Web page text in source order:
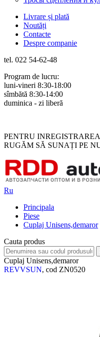
Livrare și plată
Noutăți
Contacte
Despre companie
tel. 022 54-62-48
Program de lucru:
luni-vineri 8:30-18:00
sîmbătă 8:30-14:00
duminica - zi liberă
PENTRU
RUGĂM SĂ SUNAȚI PE
Ru
Principala
Piese
Cuplaj Unisens,demaror
Cauta produs
Cuplaj Unisens,demaror
REVVSUN, cod ZN0520